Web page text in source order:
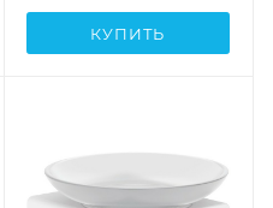
КУПИТЬ